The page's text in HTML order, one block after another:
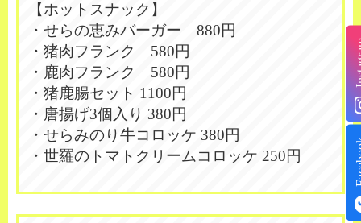
【ホットスナック】
・せらの恵みバーガー 880円
・猪肉フランク 580円
・鹿肉フランク 580円
・猪鹿腸セット 1100円
・唐揚げ3個入り 380円
・せらみのり牛コロッケ 380円
・世羅のトマトクリームコロッケ 250円